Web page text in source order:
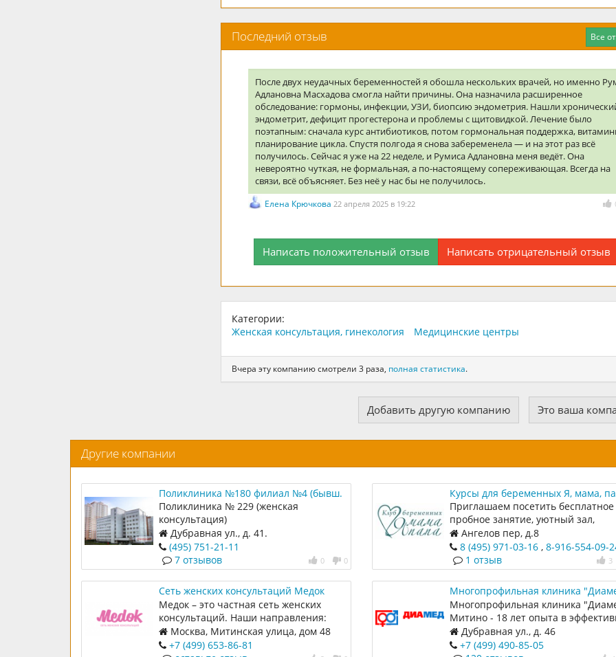
Все
Последний отзыв
После двух неудачных беременностей я обошла нескольких врачей, но именно
Адлановна Масхадова смогла найти причины. Она назначила расширенное
обследование: гормоны, инфекции, УЗИ, биопсию эндометрия. Нашли
эндометрит, дефицит прогестерона и проблемы с щитовидкой. Лечение было
поэтапным: сначала курс антибиотиков, потом гормональная поддержка,
планирование цикла. Спустя полгода я снова забеременела — и на этот раз всё
получилось. Сейчас я уже на 22 неделе, и Румиса Адлановна меня ведёт. Она
невероятно чуткая, не формальная, а по-настоящему сопереживающая. Всегда на
связи, всё объясняет. Без неё у нас бы не получилось.
Елена Крючкова22 апреля 2025 в 19:22
Написать положительный отзыв Написать отрицательный отзыв
Категории:
Женская консультация, гинекология
Медицинские центры
Вчера эту компанию смотрели 3 раза, полная статистика.
Добавить другую компанию Это ваша
Другие компании
Поликлиника №180 филиал №4 (бывш.
Поликлиника № 229 (женская
консультация)
Поликлиника № 229 (женская
консультация)
Дубравная ул., д. 41.
(495) 751-21-11
0 0
7 отзывов
Курсы для беременных Я, мама,
Приглашаем посетить бесплатное
пробное занятие, уютный зал,
опытные специалисты,
индивидуальный подбор
Сопровождение в родах.
партнерским родам! Гимнастика,
дыхание, лекции за чашечкой чая.
Ангелов пер, д.8
8 (495) 971-03-16, 8-916-554-09-
3
1 отзыв
Сеть женских консультаций Медок
Медок – это частная сеть женских
консультаций. Наши направления:
гинекология, маммология,
планирование и ведение
Москва, Митинская улица, дом 48
+7 (499) 653-86-81
Многопрофильная клиника
Многопрофильная клиника
Митино - 18 лет опыта в
медицине
Дубравная ул., д. 46
+7 (499) 490-85-05